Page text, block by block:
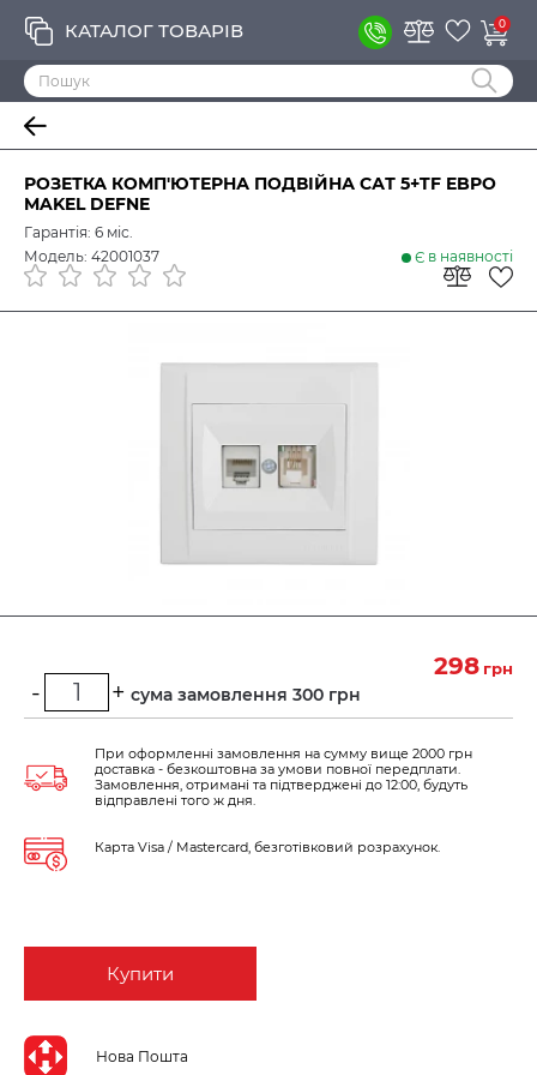
КАТАЛОГ ТОВАРІВ 0
РОЗЕТКА КОМП'ЮТЕРНА ПОДВІЙНА САТ 5+TF EBPO
MAKEL DEFNE
Гарантія: 6 міс.
Модель: 42001037
Є в наявності
298 грн
Мінімальна сума замовлення 300 грн
- +
Купити
Нова Пошта
При оформленні замовлення на сумму вище 2000 грн
доставка - безкоштовна за умови повної передплати.
Замовлення, отримані та підтверджені до 12:00, будуть
відправлені того ж дня.
Карта Visa / Mastercard, безготівковий розрахунок.